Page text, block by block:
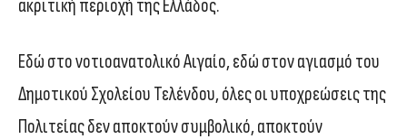
ακριτική περιοχή της Ελλάδος.
Εδώ στο νοτιοανατολικό Αιγαίο, εδώ στον αγιασμό του
Δημοτικού Σχολείου Τελένδου, όλες οι υποχρεώσεις της
Πολιτείας δεν αποκτούν συμβολικό, αποκτούν